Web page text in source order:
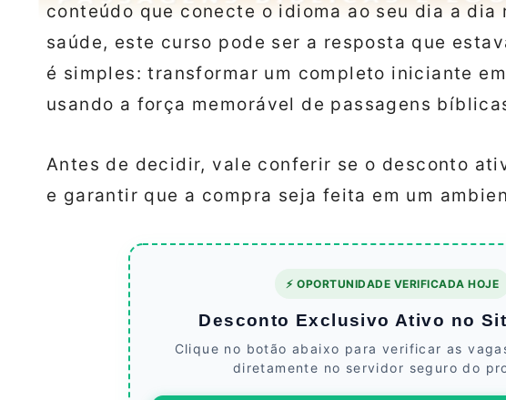
conteúdo que conecte o idioma ao seu dia a
saúde, este curso pode ser a resposta que
é simples: transformar um completo iniciante
usando a força memorável de passagens
Antes de decidir, vale conferir se o desconto
e garantir que a compra seja feita em um
⚡ OPORTUNIDADE VERIFICADA HOJE
Desconto Exclusivo Ativo no
Clique no botão abaixo para verificar as
diretamente no servidor seguro do